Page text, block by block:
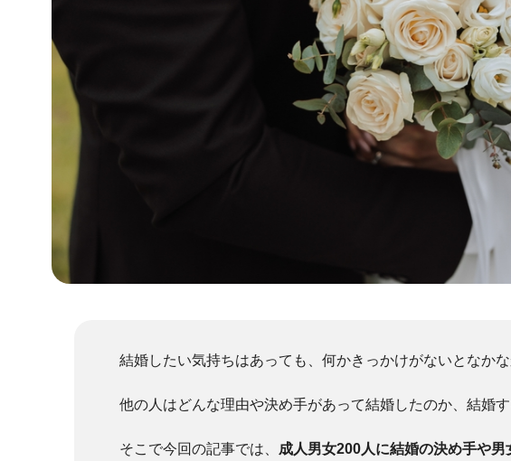
結婚したい気持ちはあっても、何かきっかけがないとなか
他の人はどんな理由や決め手があって結婚したのか、結婚
そこで今回の記事では、 成人男女200人に結婚の決め手や